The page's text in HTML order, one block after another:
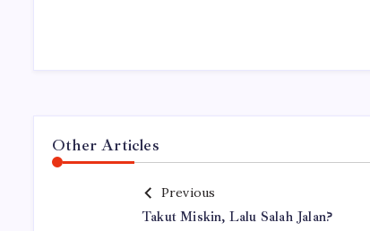
Other Articles
Previous
Takut Miskin, Lalu Salah Jalan?